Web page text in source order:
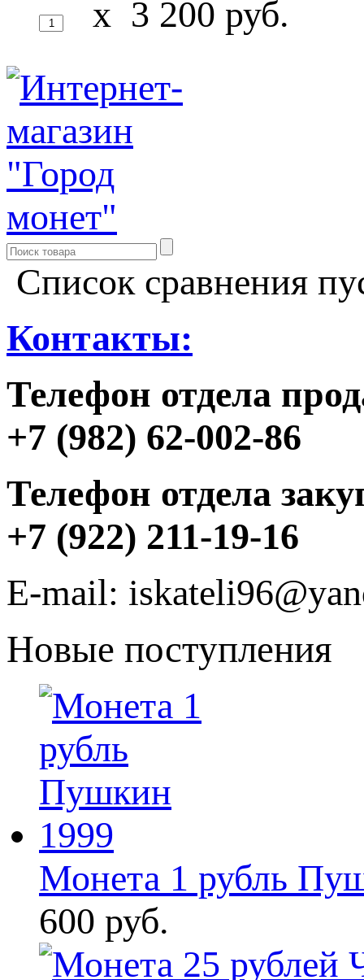
x 3 200 руб.
Список сравнения
Контакты:
Телефон отдела
+7 (982) 62-002-86
Телефон отдела
+7 (922) 211-19-16
E-mail:
Новые поступления
Монета 1 рубль
600 руб.